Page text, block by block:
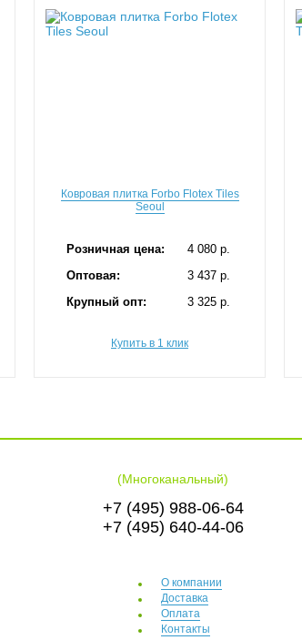
Ковровая плитка Forbo Flotex Tiles
Seoul
Розничная цена:
4 080 p.
Оптовая:
3 437 p.
Крупный опт:
3 325 p.
Купить в 1 клик
(Многоканальный)
+7 (495) 988-06-64
+7 (495) 640-44-06
О компании
Доставка
Оплата
Контакты